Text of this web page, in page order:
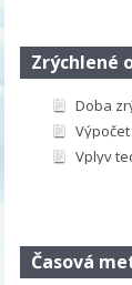
Zrýchlené
Doba
Vplyv
Časová